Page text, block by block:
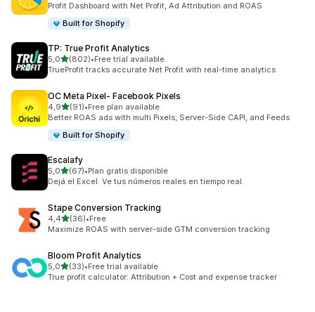
Profit Dashboard with Net Profit, Ad Attribution and ROAS
Built for Shopify
TP: True Profit Analytics
5,0de 5 estrelas
(802)
802 total de avaliações
•Free trial available
TrueProfit tracks accurate Net Profit with real-time analytics
OC Meta Pixel‑ Facebook Pixels
4,9de 5 estrelas
(91)
91 total de avaliações
•Free plan available
Better ROAS ads with multi Pixels, Server-Side CAPI, and Feeds
Built for Shopify
Escalafy
5,0de 5 estrelas
(67)
67 total de avaliações
•Plan gratis disponible
Dejá el Excel. Ve tus números reales en tiempo real.
Stape Conversion Tracking
4,4de 5 estrelas
(36)
36 total de avaliações
•Free
Maximize ROAS with server-side GTM conversion tracking
Bloom Profit Analytics
5,0de 5 estrelas
(33)
33 total de avaliações
•Free trial available
True profit calculator: Attribution + Cost and expense tracker